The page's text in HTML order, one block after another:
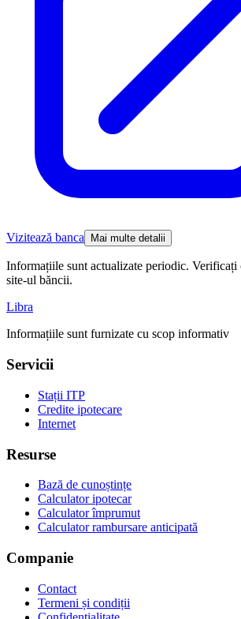
Vizitează banca Mai multe detalii
Informațiile sunt actualizate periodic. Verificați
site-ul băncii.
Libra
Informațiile sunt furnizate cu scop informativ
Servicii
Stații ITP
Credite ipotecare
Internet
Resurse
Bază de cunoștințe
Calculator ipotecar
Calculator împrumut
Calculator rambursare anticipată
Companie
Contact
Termeni și condiții